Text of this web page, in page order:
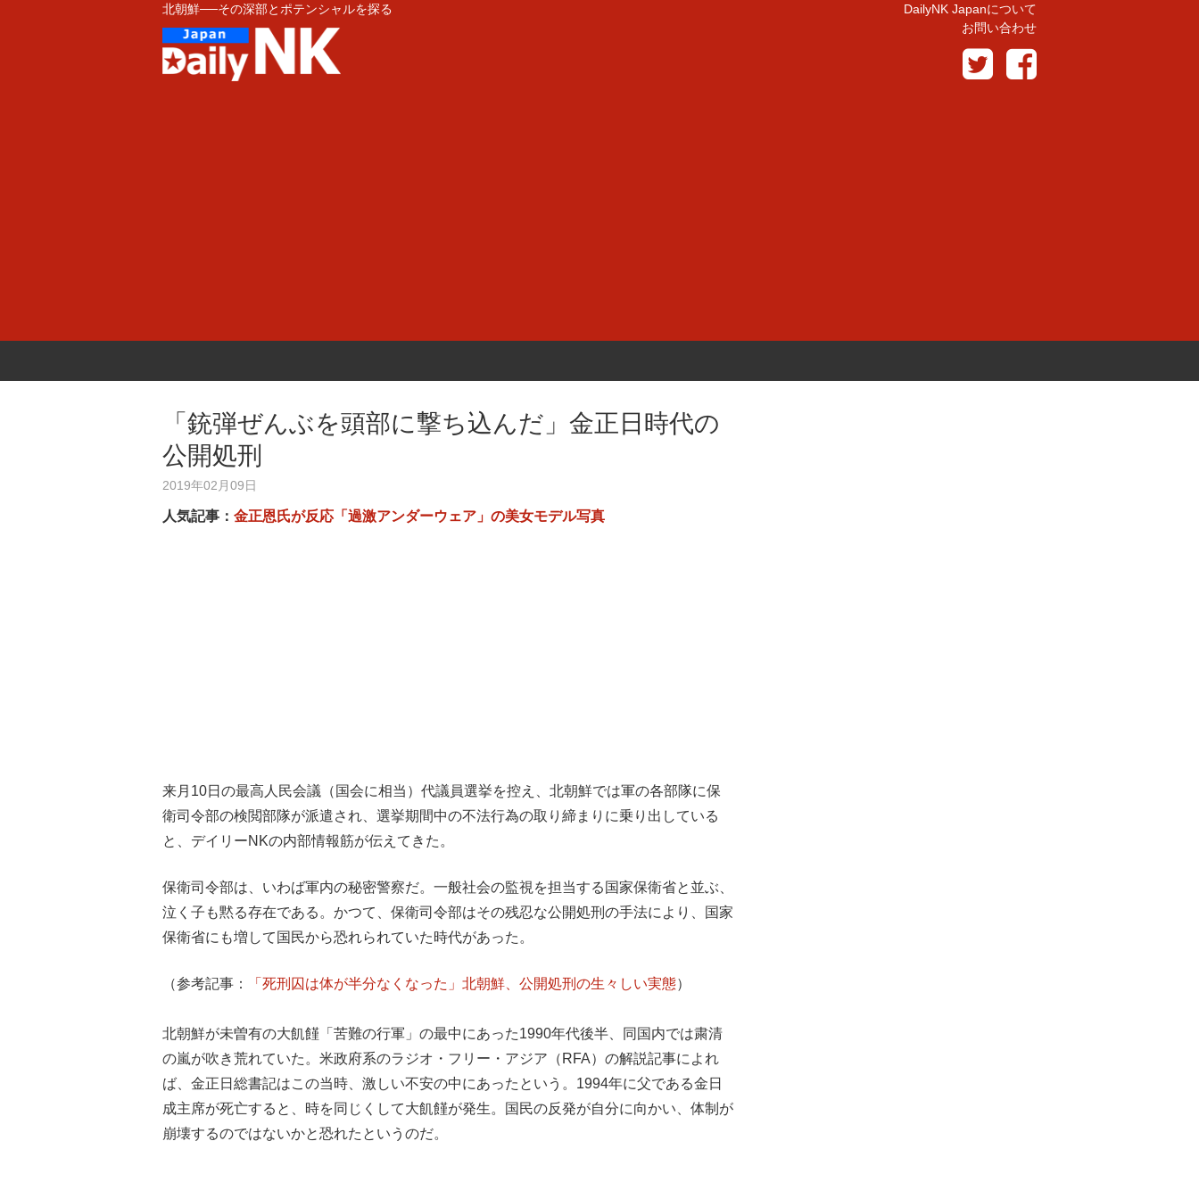
北朝鮮──その深部とポテンシャルを探る
DailyNK Japanについて
お問い合わせ
「銃弾ぜんぶを頭部に撃ち込んだ」金正日時代の
公開処刑
2019年02月09日
人気記事： 金正恩氏が反応「過激アンダーウェア」の美女モデル写真
来月10日の最高人民会議（国会に相当）代議員選挙を控え、北朝鮮では軍の各部隊に保
衛司令部の検閲部隊が派遣され、選挙期間中の不法行為の取り締まりに乗り出している
と、デイリーNKの内部情報筋が伝えてきた。
保衛司令部は、いわば軍内の秘密警察だ。一般社会の監視を担当する国家保衛省と並ぶ、
泣く子も黙る存在である。かつて、保衛司令部はその残忍な公開処刑の手法により、国家
保衛省にも増して国民から恐れられていた時代があった。
（参考記事： 「死刑囚は体が半分なくなった」北朝鮮、公開処刑の生々しい実態）
北朝鮮が未曽有の大飢饉「苦難の行軍」の最中にあった1990年代後半、同国内では粛清
の嵐が吹き荒れていた。米政府系のラジオ・フリー・アジア（RFA）の解説記事によれ
ば、金正日総書記はこの当時、激しい不安の中にあったという。1994年に父である金日
成主席が死亡すると、時を同じくして大飢饉が発生。国民の反発が自分に向かい、体制が
崩壊するのではないかと恐れたというのだ。